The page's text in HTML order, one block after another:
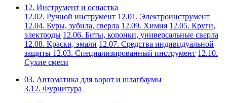
12. Инструмент и оснастка
12.02. Ручной инструмент 12.01. Электроинструмент
12.04. Буры, зубила, сверла 12.09. Химия 12.05. Круги,
электроды 12.06. Биты, коронки, универсальные сверла
12.08. Краски, эмали 12.07. Средства индивидуальной
защиты 12.03. Специализированный инструмент 12.10.
Сухие смеси
03. Автоматика для ворот и шлагбаумы
3.12. Фурнитура